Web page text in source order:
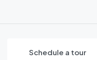
Schedule a tour